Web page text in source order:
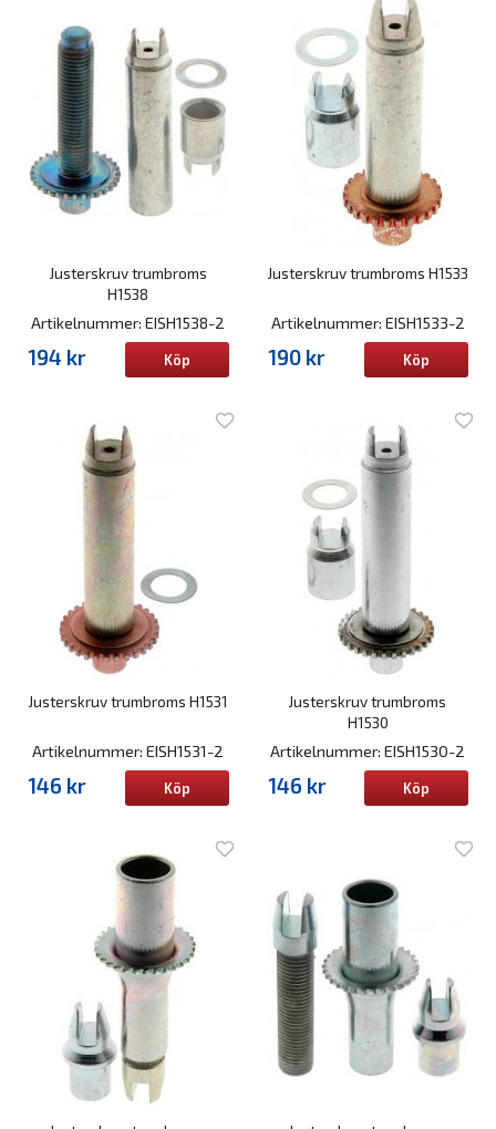
Justerskruv trumbroms
H1538
Artikelnummer: EISH1538-2
194 kr Köp
Justerskruv trumbroms H1533
Artikelnummer: EISH1533-2
190 kr Köp
Justerskruv trumbroms H1531
Artikelnummer: EISH1531-2
146 kr Köp
Justerskruv trumbroms
H1530
Artikelnummer: EISH1530-2
146 kr Köp